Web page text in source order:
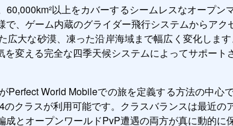
以上をカバーするシームレスなオープ
、ゲーム内蔵のグライダー飛行システムからア
大な砂漠、凍った沿岸海域まで幅広く変化しま
変える完全な四季天候システムによってサポート
World Mobileでの旅を定義する方法の中心
クラスが利用可能です。クラスバランスは最近
とオープンワールドPvP遭遇の両方が真に動的